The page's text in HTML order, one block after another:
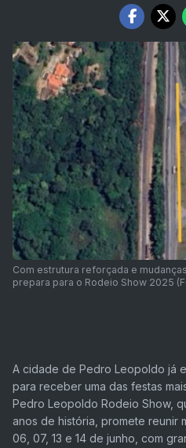
Com estrutura reforçada e
prepara para o Rodeio Show 2025
A cidade de Pedro Leopoldo já
para receber uma das festas
Pedro Leopoldo Rodeio Show,
anos de história, promete reunir
06, 07, 13 e 14 de junho, com